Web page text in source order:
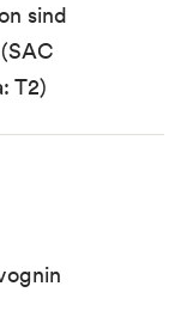
sind
T2)